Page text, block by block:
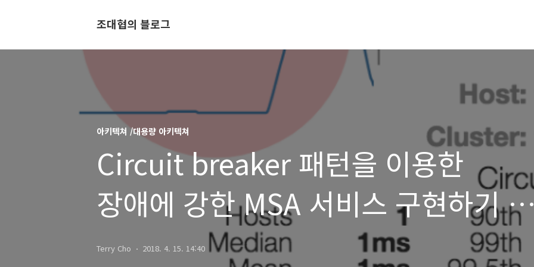
조대협의 블로그
아키텍쳐 /대용량 아키텍쳐
Circuit breaker 패턴을 이용한
장애에 강한 MSA 서비스 구현하기
- Spring에서 Circuit breaker 구현
Terry Cho 2018. 4. 15. 14:40